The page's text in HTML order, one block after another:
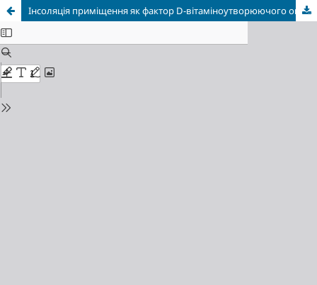
Інсоляція приміщення як фактор D-вітаміноутворюючого опромінення лежачого хворого